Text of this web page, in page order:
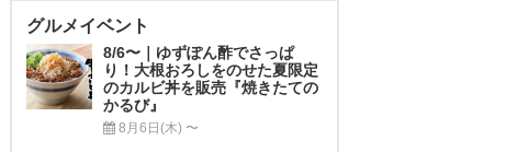
グルメイベント
8/6〜｜ゆずぽん酢でさっぱ
り！大根おろしをのせた夏限定
のカルビ丼を販売『焼きたての
かるび』
8月6日(木) 〜